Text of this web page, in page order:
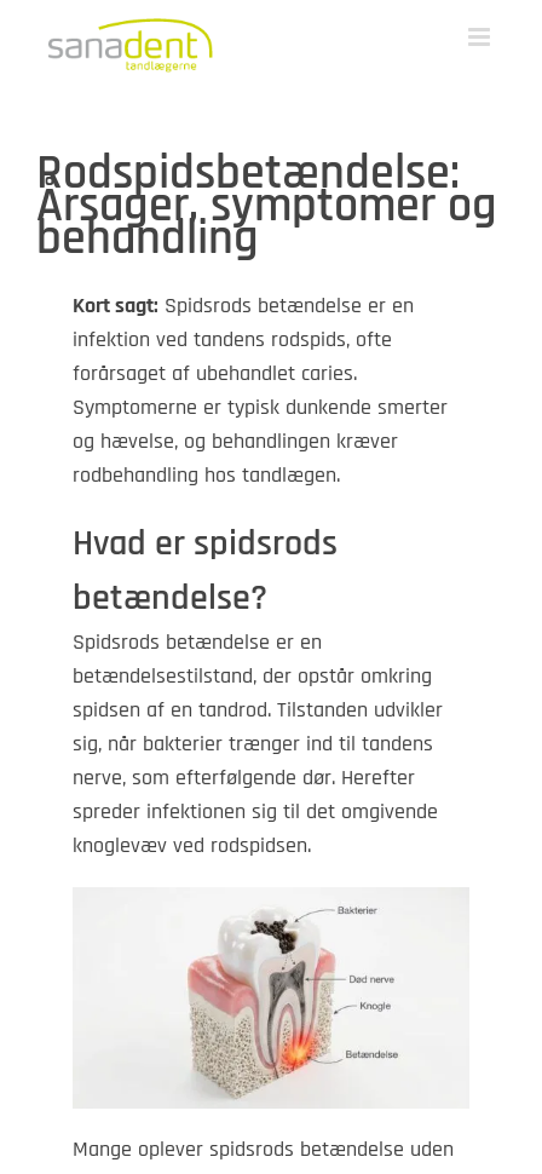
Rodspidsbetændelse:
Årsager, symptomer og
behandling
Kort sagt: Spidsrods betændelse er en
infektion ved tandens rodspids, ofte
forårsaget af ubehandlet caries.
Symptomerne er typisk dunkende smerter
og hævelse, og behandlingen kræver
rodbehandling hos tandlægen.
Hvad er spidsrods
betændelse?
Spidsrods betændelse er en
betændelsestilstand, der opstår omkring
spidsen af en tandrod. Tilstanden udvikler
sig, når bakterier trænger ind til tandens
nerve, som efterfølgende dør. Herefter
spreder infektionen sig til det omgivende
knoglevæv ved rodspidsen.
Mange oplever spidsrods betændelse uden